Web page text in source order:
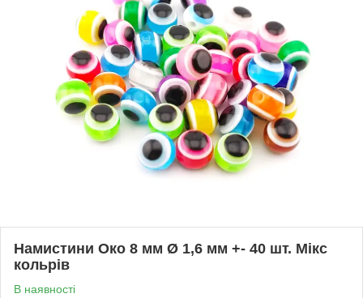
Намистини Око 8 мм Ø 1,6 мм +- 40 шт. Мікс
кольрів
В наявності